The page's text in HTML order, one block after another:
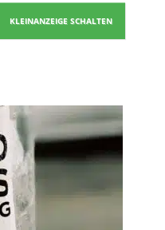
KLEINANZEIGE SCHALTEN